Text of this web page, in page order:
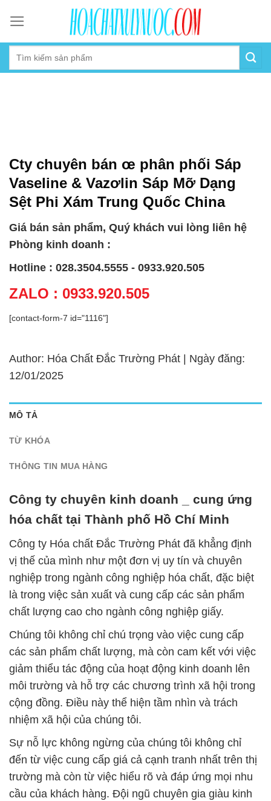
content
Cty chuyên bán œ phân phối Sáp
Vaseline & Vazơlin Sáp Mỡ Dạng
Sệt Phi Xám Trung Quốc China
Giá bán sản phẩm, Quý khách vui lòng liên hệ
Phòng kinh doanh :
Hotline : 028.3504.5555 - 0933.920.505
ZALO : 0933.920.505
[contact-form-7 id="1116"]
Author: Hóa Chất Đắc Trường Phát | Ngày đăng:
12/01/2025
MÔ TẢ
TỪ KHÓA
THÔNG TIN MUA HÀNG
Công ty chuyên kinh doanh _ cung ứng
hóa chất tại Thành phố Hồ Chí Minh
Công ty Hóa chất Đắc Trường Phát đã khẳng định
vị thế của mình như một đơn vị uy tín và chuyên
nghiệp trong ngành công nghiệp hóa chất, đặc biệt
là trong việc sản xuất và cung cấp các sản phẩm
chất lượng cao cho ngành công nghiệp giấy.
Chúng tôi không chỉ chú trọng vào việc cung cấp
các sản phẩm chất lượng, mà còn cam kết với việc
giảm thiểu tác động của hoạt động kinh doanh lên
môi trường và hỗ trợ các chương trình xã hội trong
cộng đồng. Điều này thể hiện tầm nhìn và trách
nhiệm xã hội của chúng tôi.
Sự nỗ lực không ngừng của chúng tôi không chỉ
đến từ việc cung cấp giá cả cạnh tranh nhất trên thị
trường mà còn từ việc hiểu rõ và đáp ứng mọi nhu
cầu của khách hàng. Đội ngũ chuyên gia giàu kinh